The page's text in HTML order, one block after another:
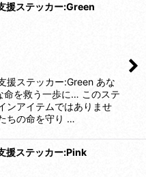
援ステッカー:Green
援ステッカー:Green あな
命を救う一歩に… このステ
ンアイテムではありませ
ちの命を守り …
援ステッカー:Pink